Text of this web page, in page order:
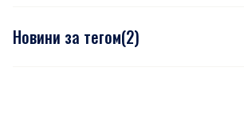
Новини за тегом(2)